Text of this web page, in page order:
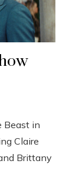
Beast in
Claire
Brittany